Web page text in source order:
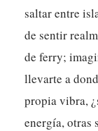
saltar entre
de sentir
de ferry;
llevarte a
propia vibra,
energía, otras